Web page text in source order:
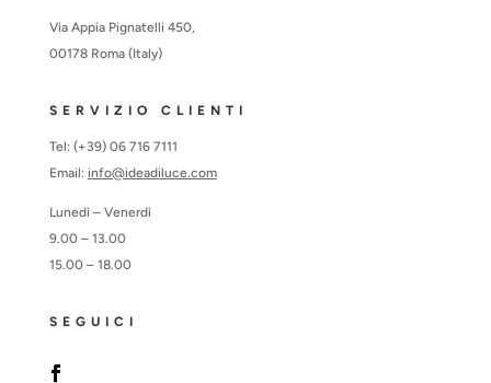
Via Appia Pignatelli 450,
00178 Roma (Italy)
SERVIZIO CLIENTI
Tel: (+39) 06 716 7111
Email: info@ideadiluce.com
Lunedì – Venerdì
9.00 – 13.00
15.00 – 18.00
SEGUICI